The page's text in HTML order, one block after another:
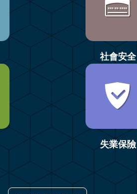
社會安全
失業保險